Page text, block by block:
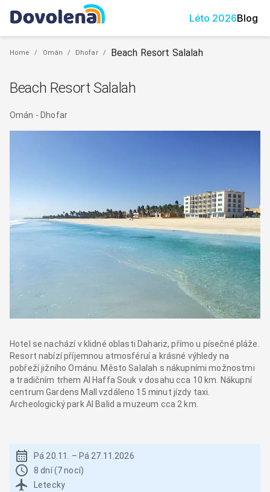
Léto 2026Blog
Home / Omán / Dhofar / Beach Resort Salalah
Beach Resort Salalah
Omán - Dhofar
Hotel se nachází v klidné oblasti Dahariz, přímo u písečné pláže.
Resort nabízí příjemnou atmosféruí a krásné výhledy na
pobřeží jižního Ománu. Město Salalah s nákupními možnostmi
a tradičním trhem Al Haffa Souk v dosahu cca 10 km. Nákupní
centrum Gardens Mall vzdáleno 15 minut jízdy taxi.
Archeologický park Al Balid a muzeum cca 2 km.
Pá 20.11. – Pá 27.11.2026
8 dní (7 nocí)
Letecky